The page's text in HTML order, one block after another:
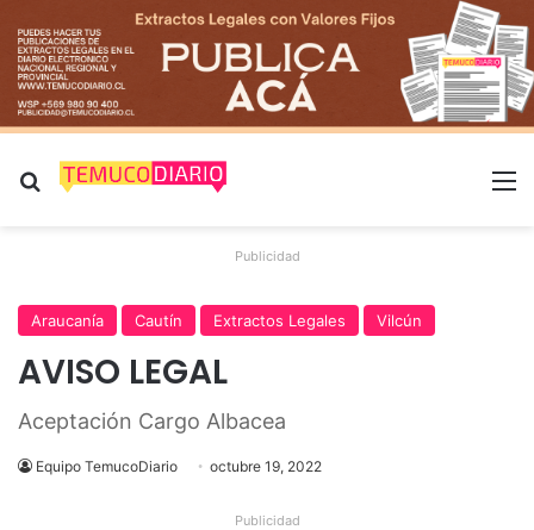
Buscar por
Publicidad
Araucanía Cautín Extractos Legales Vilcún
AVISO LEGAL
Aceptación Cargo Albacea
Equipo TemucoDiario octubre 19, 2022
Publicidad